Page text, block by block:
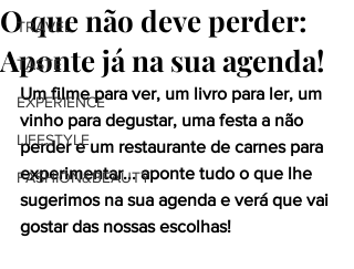
TRAVEL
TASTE
EXPERIENCE
LIFESTYLE
FASHION&BEAUTY
O que não deve perder:
Aponte já na sua agenda!
Um filme para ver, um livro para ler, um
vinho para degustar, uma festa a não
perder e um restaurante de carnes para
experimentar... aponte tudo o que lhe
sugerimos na sua agenda e verá que vai
gostar das nossas escolhas!